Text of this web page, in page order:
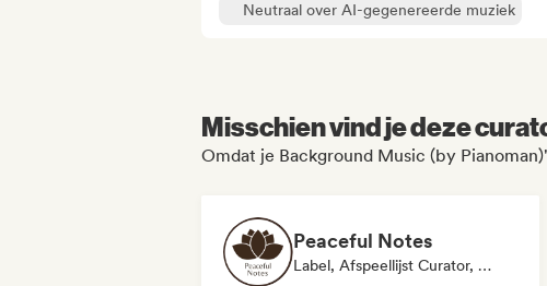
Neutraal over AI-gegenereerde muziek
Misschien vind je deze
Omdat je Background Music (by
Peaceful Notes
Label, Afspeellijst Curator, Geluidsexpert